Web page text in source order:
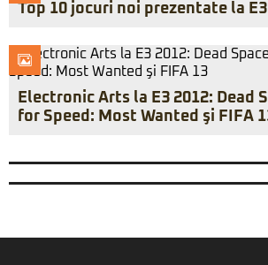
Top 10 jocuri noi prezentate la
Electronic Arts la E3 2012: Dead
for Speed: Most Wanted şi FIFA